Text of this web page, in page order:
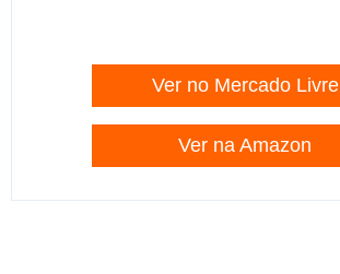
Ver no Mercado Livre
Ver na Amazon